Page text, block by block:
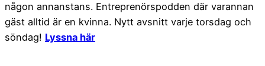
någon annanstans. Entreprenörspodden där varannan
gäst alltid är en kvinna. Nytt avsnitt varje torsdag och
söndag! Lyssna här